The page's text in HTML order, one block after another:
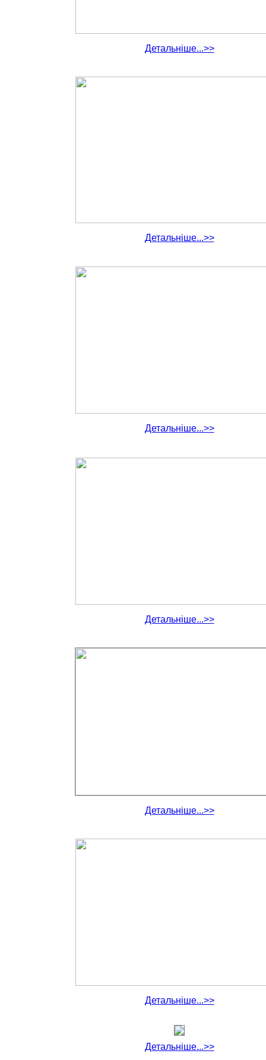
Детальніше...>>
Детальніше...>>
Детальніше...>>
Детальніше...>>
Детальніше...>>
Детальніше...>>
Детальніше...>>